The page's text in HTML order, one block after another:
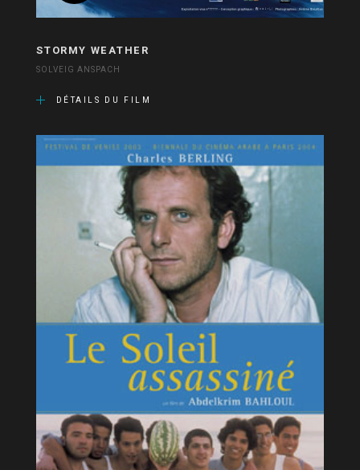
STORMY WEATHER
SOLVEIG ANSPACH
DÉTAILS DU FILM